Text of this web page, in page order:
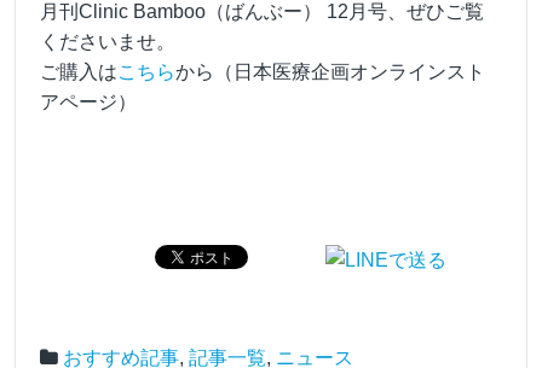
月刊Clinic Bamboo（ばんぶー） 12月号、ぜひご覧
くださいませ。
ご購入はこちらから（日本医療企画オンラインスト
アページ）
おすすめ記事, 記事一覧, ニュース